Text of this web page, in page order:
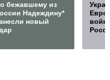
бежавшему из
Надеждину*
новый